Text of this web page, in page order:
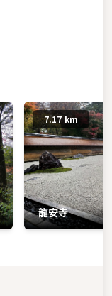
7.17 km
龍安寺